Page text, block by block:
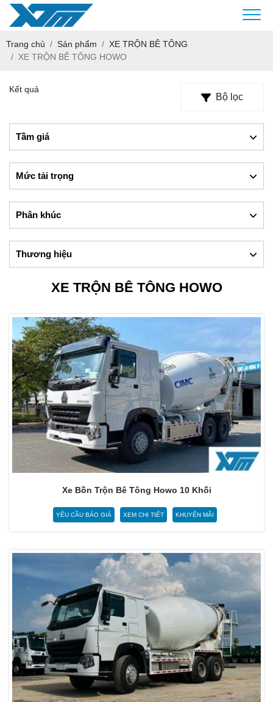
Trang chủ Sản phẩm
XE TRỘN BÊ TÔNG
XE TRỘN BÊ TÔNG HOWO
Kết quả
Bộ lọc
Tầm giá
Mức tải trọng
Phân khúc
Thương hiệu
XE TRỘN BÊ TÔNG HOWO
Xe Bồn Trộn Bê Tông Howo 10 Khối
YÊU CẦU BÁO GIÁ XEM CHI TIẾT KHUYẾN MÃI